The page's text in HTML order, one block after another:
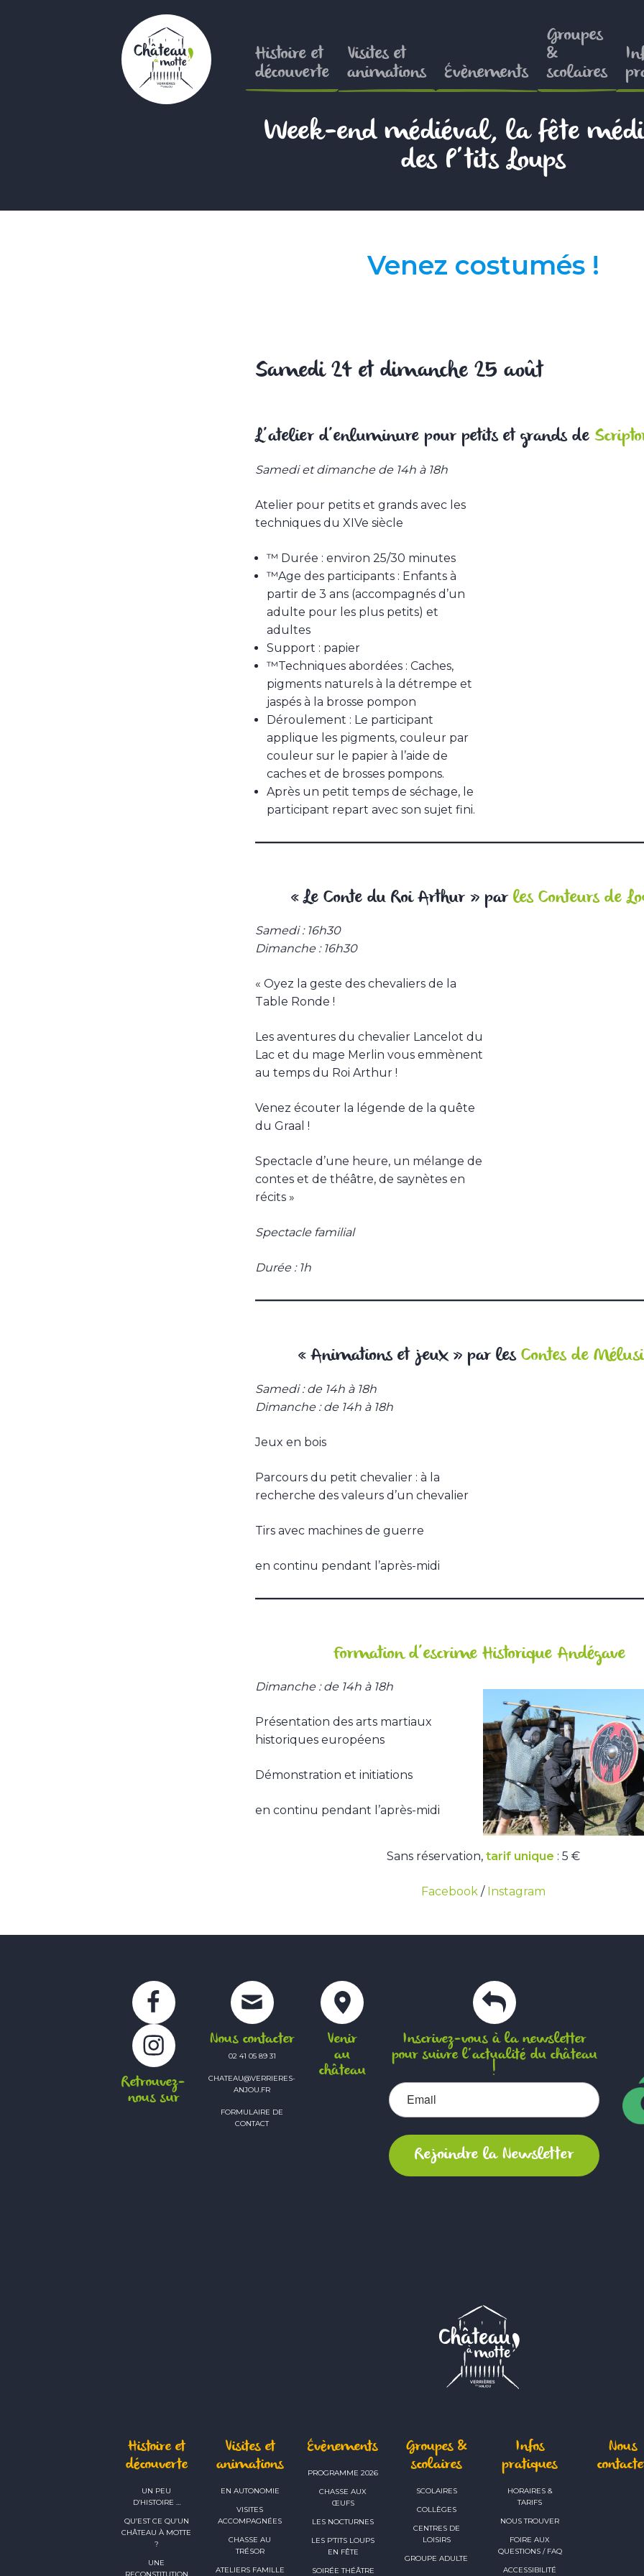
Histoire et
découverte
Visites et
animations Évènements
Groupes
&
scolaires
Week-end médiéval, la fête
des P’tits Loups
Venez costumés !
Samedi 24 et dimanche 25 août
L’atelier d’enluminure pour petits et grands de
Samedi et dimanche de 14h à 18h
Atelier pour petits et grands avec les
techniques du XIVe siècle
™ Durée : environ 25/30 minutes
™Age des participants : Enfants à
partir de 3 ans (accompagnés d’un
adulte pour les plus petits) et
adultes
Support : papier
™Techniques abordées : Caches,
pigments naturels à la détrempe et
jaspés à la brosse pompon
Déroulement : Le participant
applique les pigments, couleur par
couleur sur le papier à l’aide de
caches et de brosses pompons.
Après un petit temps de séchage, le
participant repart avec son sujet fini.
« Le Conte du Roi Arthur » par les Conteurs de
Samedi : 16h30
Dimanche : 16h30
« Oyez la geste des chevaliers de la
Table Ronde !
Les aventures du chevalier Lancelot du
Lac et du mage Merlin vous emmènent
au temps du Roi Arthur !
Venez écouter la légende de la quête
du Graal !
Spectacle d’une heure, un mélange de
contes et de théâtre, de saynètes en
récits »
Spectacle familial
Durée : 1h
« Animations et jeux » par lesContes de
Samedi : de 14h à 18h
Dimanche : de 14h à 18h
Jeux en bois
Parcours du petit chevalier : à la
recherche des valeurs d’un chevalier
Tirs avec machines de guerre
en continu pendant l’après-midi
Formation d’escrime Historique Andégave
Dimanche : de 14h à 18h
Présentation des arts martiaux
historiques européens
Démonstration et initiations
en continu pendant l’après-midi
Sans réservation, tarif unique : 5 €
Facebook / Instagram
Retrouvez-
nous sur
Facebook
Instagram Nous contacter
02 41 05 89 31
CHATEAU@VERRIERES-
ANJOU.FR
FORMULAIRE DE
CONTACT
Venir
au
château
Inscrivez-vous à la newsletter
pour suivre l’actualité du château
!
Histoire et
découverte
UN PEU
D’HISTOIRE …
QU’EST CE QU’UN
CHÂTEAU À MOTTE
?
UNE
Visites et
animations
EN AUTONOMIE
VISITES
ACCOMPAGNÉES
CHASSE AU
TRÉSOR
ATELIERS FAMILLE
Évènements
PROGRAMME 2026
CHASSE AUX
ŒUFS
LES NOCTURNES
LES P’TITS LOUPS
EN FÊTE
SOIRÉE THÉÂTRE
Groupes &
scolaires
SCOLAIRES
COLLÈGES
CENTRES DE
LOISIRS
GROUPE ADULTE
Infos
pratiques
HORAIRES &
TARIFS
NOUS TROUVER
FOIRE AUX
QUESTIONS / FAQ
ACCESSIBILITÉ
Nous